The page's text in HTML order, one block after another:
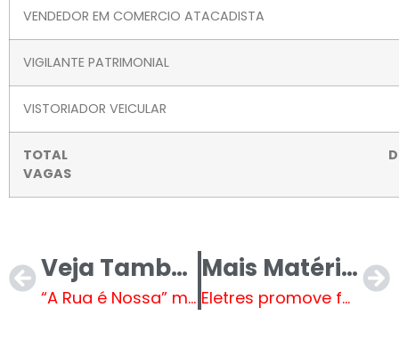
VENDEDOR EM COMERCIO ATACADISTA
VIGILANTE PATRIMONIAL
VISTORIADOR VEICULAR
TOTAL
Veja Também
“A Rua é Nossa” movimenta Três Lagoas com lazer, cultura e gastronomia neste domingo (19)
Mais Matérias
Eletres promove formação de planejamento estratégico e LGPD aos servidores